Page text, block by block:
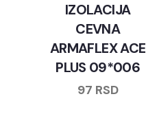
IZOLACIJA
CEVNA
ARMAFLEX ACE
PLUS 09*006
97 RSD